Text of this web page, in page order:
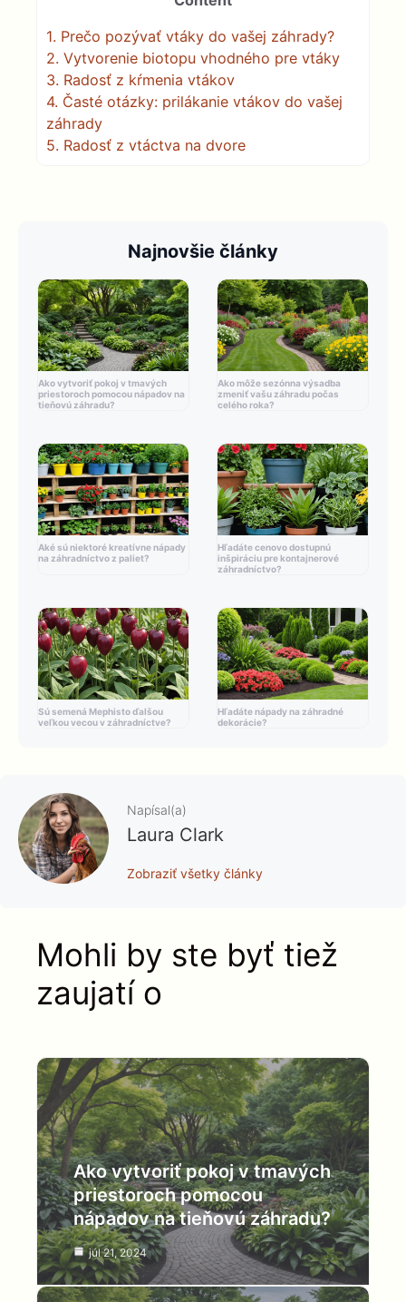
1. Prečo pozývať vtáky do vašej záhrady?
2. Vytvorenie biotopu vhodného pre vtáky
3. Radosť z kŕmenia vtákov
4. Časté otázky: prilákanie vtákov do vašej
záhrady
5. Radosť z vtáctva na dvore
Najnovšie články
Ako vytvoriť pokoj v tmavých
priestoroch pomocou nápadov na
tieňovú záhradu?
Ako môže sezónna výsadba
zmeniť vašu záhradu počas
celého roka?
Aké sú niektoré kreatívne nápady
na záhradníctvo z paliet?
Hľadáte cenovo dostupnú
inšpiráciu pre kontajnerové
záhradníctvo?
Sú semená Mephisto ďalšou
veľkou vecou v záhradníctve?
Hľadáte nápady na záhradné
dekorácie?
Napísal(a)
Laura Clark
Zobraziť všetky články
Mohli by ste byť tiež
zaujatí o
Ako vytvoriť pokoj v tmavých
priestoroch pomocou
nápadov na tieňovú záhradu?
júl 21, 2024